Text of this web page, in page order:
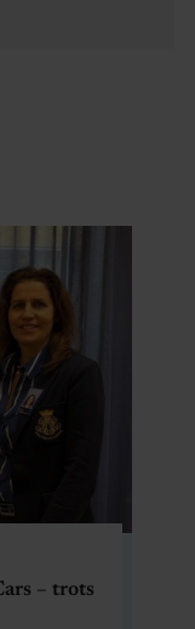
– trots